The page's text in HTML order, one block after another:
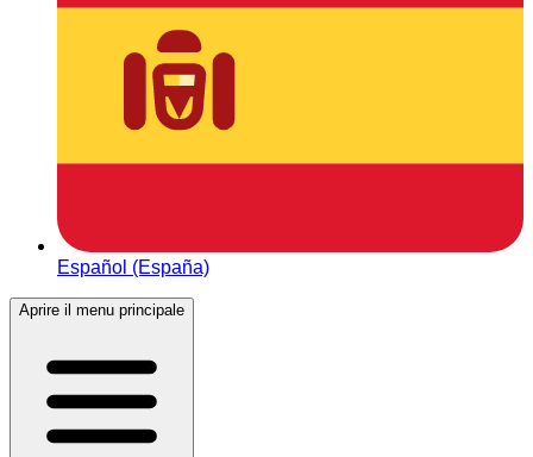
Español (España)
Aprire il menu principale